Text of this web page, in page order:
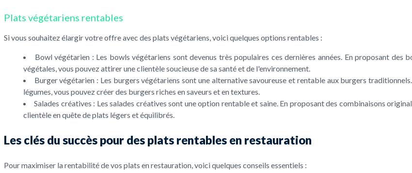
Plats végétariens rentables
Si vous souhaitez élargir votre offre avec des plats végétariens, voici quelques options rentables :
Bowl végétarien : Les bowls végétariens sont devenus très populaires ces dernières années. En proposant
végétales, vous pouvez attirer une clientèle soucieuse de sa santé et de l'environnement.
Burger végétarien : Les burgers végétariens sont une alternative savoureuse et rentable aux burgers
légumes, vous pouvez créer des burgers riches en saveurs et en textures.
Salades créatives : Les salades créatives sont une option rentable et saine. En proposant des combinaisons
clientèle en quête de plats légers et équilibrés.
Les clés du succès pour des plats rentables en restauration
Pour maximiser la rentabilité de vos plats en restauration, voici quelques conseils essentiels :